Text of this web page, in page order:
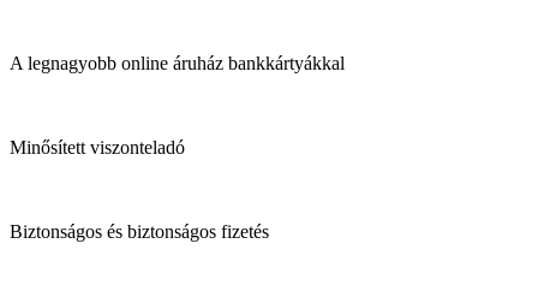
A legnagyobb online áruház bankkártyákkal
Minősített viszonteladó
Biztonságos és biztonságos fizetés